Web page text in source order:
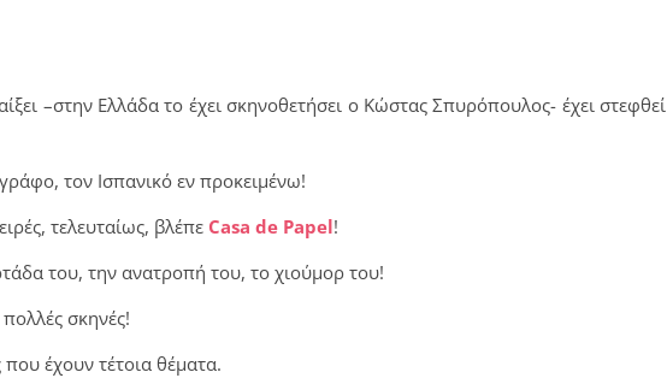
–στην Ελλάδα το έχει σκηνοθετήσει ο Κώστας Σπυρόπουλος- έχει στεφθεί
τον Ισπανικό εν προκειμένω!
τελευταίως, βλέπε Casa de Papel!
του, την ανατροπή του, το χιούμορ του!
σκηνές!
που έχουν τέτοια θέματα.